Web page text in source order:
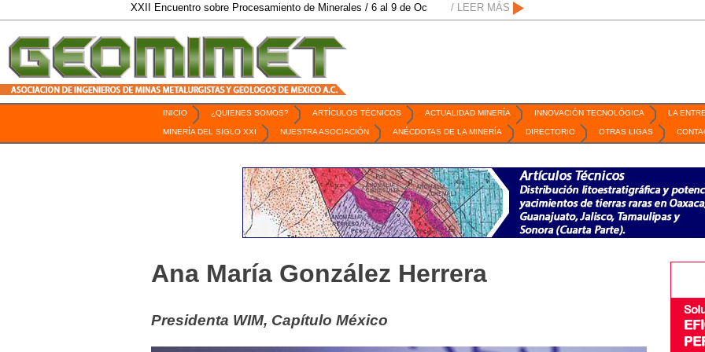
XXII Encuentro sobre Procesamiento de Minerales / 6 al 9 de Octubre de 2026 / San Luis Potosí, SLP / Mexico Mining Forum / 2 de
/ LEER MÁS
INICIO ¿QUIENES SOMOS? ARTÍCULOS TÉCNICOS ACTUALIDAD MINERÍA INNOVACIÓN TECNOLÓGICA LA
MINERÍA DEL SIGLO XXI NUESTRA ASOCIACIÓN ANÉCDOTAS DE LA MINERÍA DIRECTORIO OTRAS LIGAS
Ana María González Herrera
Presidenta WIM, Capítulo México